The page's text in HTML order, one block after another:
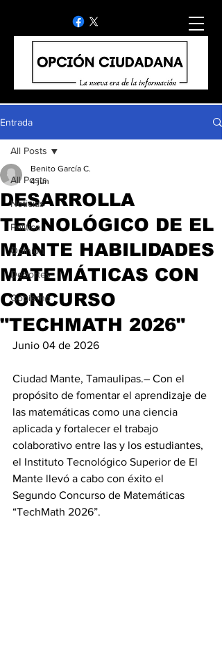
Entrada
All Posts
Noticias
Politica
Opinion
Deportes
Gobierno
All Posts
DESARROLLA
TECNOLÓGICO DE EL
MANTE HABILIDADES
MATEMÁTICAS CON
CONCURSO
"TECHMATH 2026"
Benito García C.
4 jun
Junio 04 de 2026
Ciudad Mante, Tamaulipas.– Con el
propósito de fomentar el aprendizaje de
las matemáticas como una ciencia
aplicada y fortalecer el trabajo
colaborativo entre las y los estudiantes,
el Instituto Tecnológico Superior de El
Mante llevó a cabo con éxito el
Segundo Concurso de Matemáticas
“TechMath 2026”.